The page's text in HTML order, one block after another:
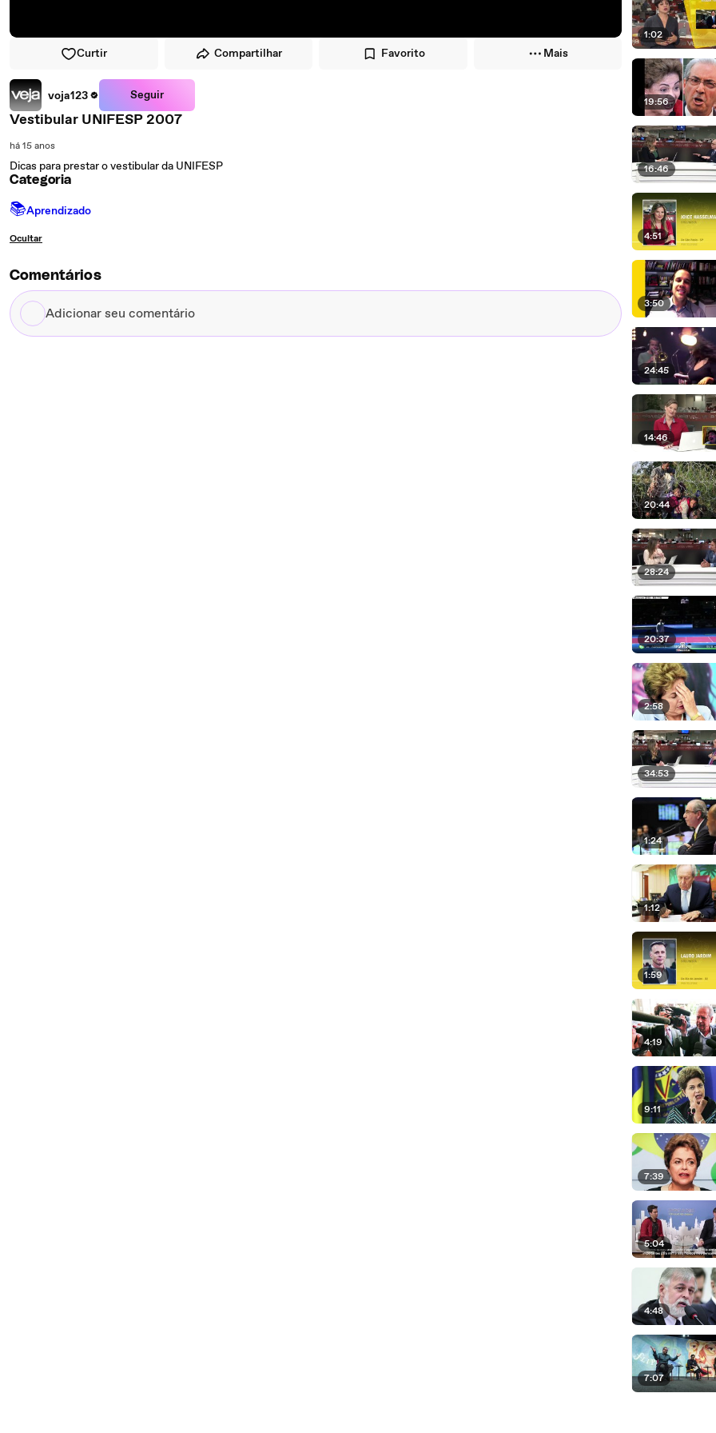
Curtir Compartilhar Favorito Mais
voja123 Seguir
Vestibular UNIFESP 2007
há 15 anos
Dicas para prestar o vestibular da UNIFESP
Categoria
📚Aprendizado
Ocultar
Comentários
Adicionar
seu
1:02
19:56
16:46
4:51
3:50
24:45
14:46
20:44
28:24
20:37
2:58
34:53
1:24
1:12
1:59
4:19
9:11
7:39
5:04
4:48
7:07